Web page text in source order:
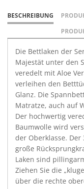
BESCHREIBUNG
Die Bettlaken der
Majestät unter den
veredelt mit Aloe
verleihen den
Glanz. Die
Matratze, auch auf
Der hochwertig
Baumwolle wird
der Oberklasse.
große
Laken sind
Ziehen Sie die
über die rechte